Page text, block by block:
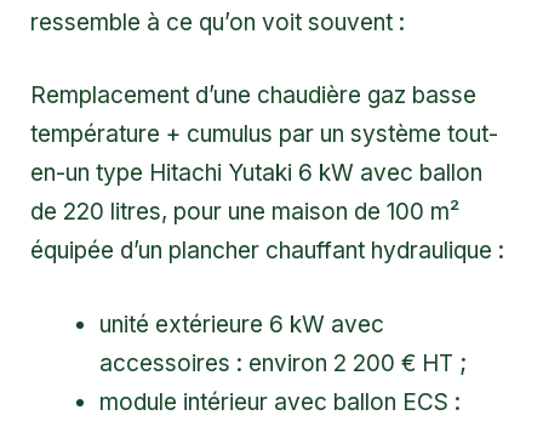
ressemble à ce qu’on voit souvent :
Remplacement d’une chaudière gaz basse
température + cumulus par un système tout-
en-un type Hitachi Yutaki 6 kW avec ballon
de 220 litres, pour une maison de 100 m²
équipée d’un plancher chauffant hydraulique :
unité extérieure 6 kW avec
accessoires : environ 2 200 € HT ;
module intérieur avec ballon ECS :